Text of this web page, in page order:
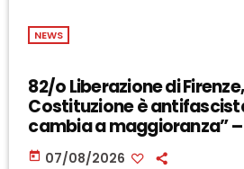
NEWS
82/o Liberazione di
Costituzione è
cambia a maggioranza” –
today 07/08/2026